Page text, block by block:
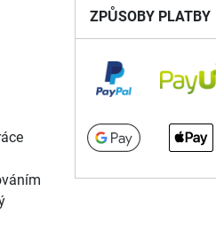
ZPŮSOBY PLATBY